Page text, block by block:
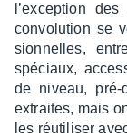
l’ex­cep­tion
convo­lu­tion se
sion­nelles,
spéciaux,
de niveau,
extraites, mais
les réuti­li­ser